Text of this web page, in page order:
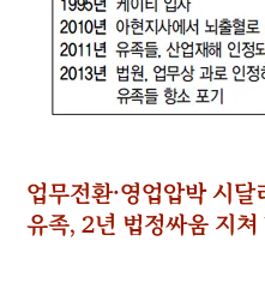
업무전환·영업압박 시달
유족, 2년 법정싸움 지쳐